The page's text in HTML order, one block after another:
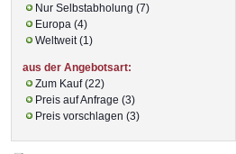
Nur Selbstabholung (7)
Europa (4)
Weltweit (1)
aus der Angebotsart:
Zum Kauf (22)
Preis auf Anfrage (3)
Preis vorschlagen (3)